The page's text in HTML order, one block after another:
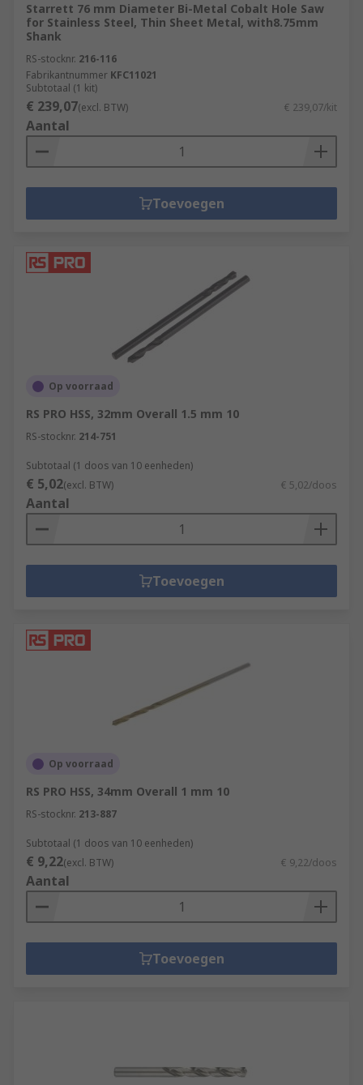
Starrett 76 mm Diameter Bi-Metal Cobalt Hole Saw
for Stainless Steel, Thin Sheet Metal, with8.75mm
Shank
RS-stocknr. 216-116
Fabrikantnummer KFC11021
Subtotaal (1 kit)
€ 239,07(excl. BTW) € 239,07/kit
Aantal
Toevoegen
Op voorraad
RS PRO HSS, 32mm Overall 1.5 mm 10
RS-stocknr. 214-751
Subtotaal (1 doos van 10 eenheden)
€ 5,02(excl. BTW) € 5,02/doos
Aantal
Toevoegen
Op voorraad
RS PRO HSS, 34mm Overall 1 mm 10
RS-stocknr. 213-887
Subtotaal (1 doos van 10 eenheden)
€ 9,22(excl. BTW) € 9,22/doos
Aantal
Toevoegen